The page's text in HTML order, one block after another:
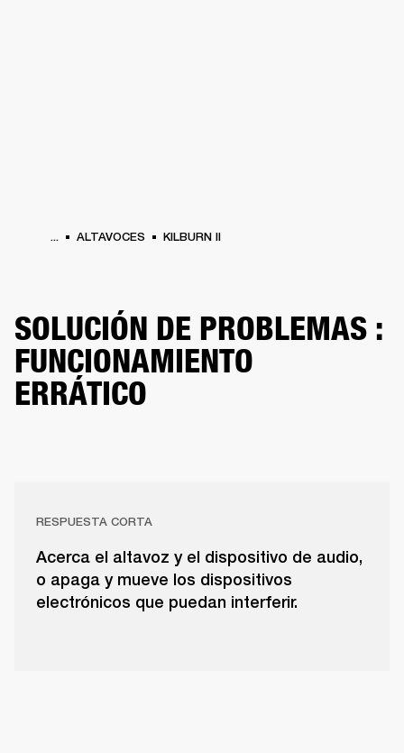
... ALTAVOCES KILBURN II
SOLUCIÓN DE PROBLEMAS :
FUNCIONAMIENTO
ERRÁTICO
RESPUESTA CORTA
Acerca el altavoz y el dispositivo de audio,
o apaga y mueve los dispositivos
electrónicos que puedan interferir.